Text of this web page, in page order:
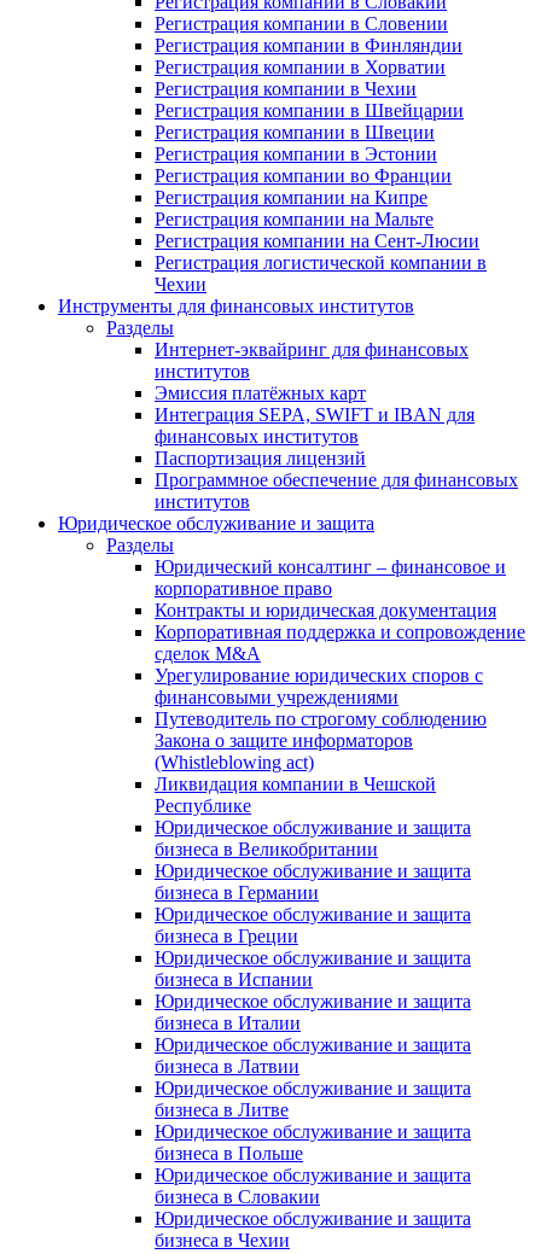
Регистрация компании в Словении
Регистрация компании в Финляндии
Регистрация компании в Хорватии
Регистрация компании в Чехии
Регистрация компании в Швейцарии
Регистрация компании в Швеции
Регистрация компании в Эстонии
Регистрация компании во Франции
Регистрация компании на Кипре
Регистрация компании на Мальте
Регистрация компании на Сент-Люсии
Регистрация логистической компании в
Чехии
Инструменты для финансовых институтов
Разделы
Интернет-эквайринг для финансовых
институтов
Эмиссия платёжных карт
Интеграция SEPA, SWIFT и IBAN для
финансовых институтов
Паспортизация лицензий
Программное обеспечение для финансовых
институтов
Юридическое обслуживание и защита
Разделы
Юридический консалтинг – финансовое и
корпоративное право
Контракты и юридическая документация
Корпоративная поддержка и сопровождение
сделок M&A
Урегулирование юридических споров с
финансовыми учреждениями
Путеводитель по строгому соблюдению
Закона о защите информаторов
(Whistleblowing act)
Ликвидация компании в Чешской
Республике
Юридическое обслуживание и защита
бизнеса в Великобритании
Юридическое обслуживание и защита
бизнеса в Германии
Юридическое обслуживание и защита
бизнеса в Греции
Юридическое обслуживание и защита
бизнеса в Испании
Юридическое обслуживание и защита
бизнеса в Италии
Юридическое обслуживание и защита
бизнеса в Латвии
Юридическое обслуживание и защита
бизнеса в Литве
Юридическое обслуживание и защита
бизнеса в Польше
Юридическое обслуживание и защита
бизнеса в Словакии
Юридическое обслуживание и защита
бизнеса в Чехии